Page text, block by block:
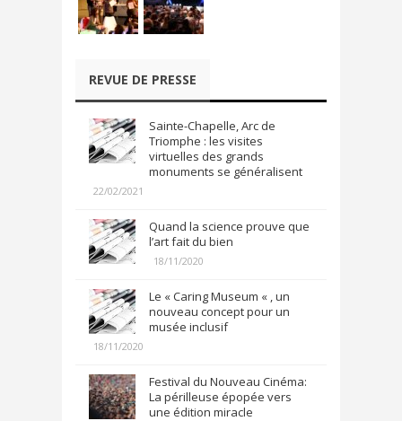
REVUE DE PRESSE
Sainte-Chapelle, Arc de
Triomphe : les visites
virtuelles des grands
monuments se généralisent
22/02/2021
Quand la science prouve que
l’art fait du bien
18/11/2020
Le « Caring Museum « , un
nouveau concept pour un
musée inclusif
18/11/2020
Festival du Nouveau Cinéma:
La périlleuse épopée vers
une édition miracle